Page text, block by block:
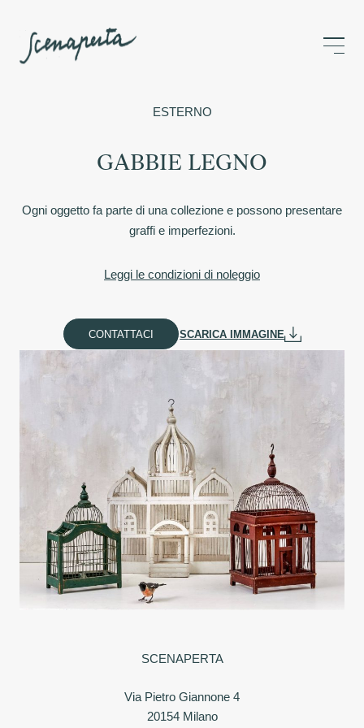
ESTERNO
GABBIE LEGNO
Ogni oggetto fa parte di una collezione e possono presentare
graffi e imperfezioni.
Leggi le condizioni di noleggio
CONTATTACI SCARICA IMMAGINE
SCENAPERTA
Via Pietro Giannone 4
20154 Milano